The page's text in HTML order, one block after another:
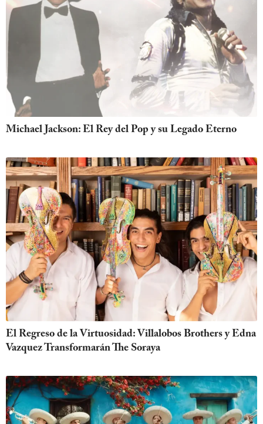
Michael Jackson: El Rey del Pop y su Legado Eterno
El Regreso de la Virtuosidad: Villalobos Brothers y Edna
Vazquez Transformarán The Soraya